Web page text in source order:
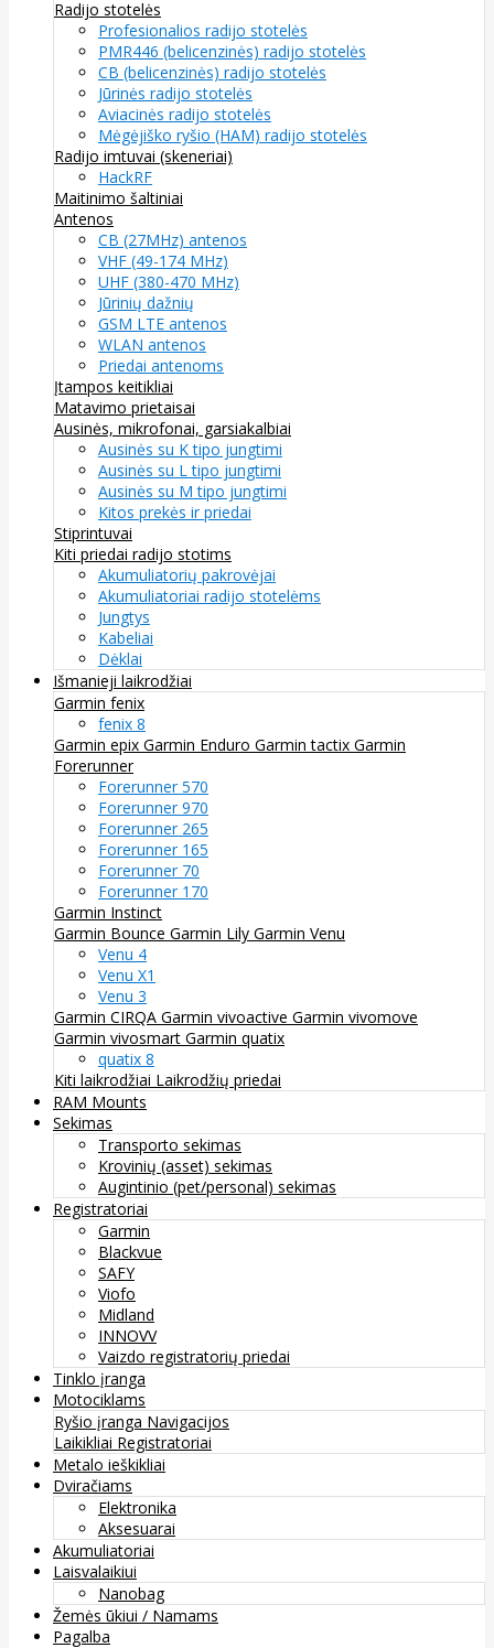
Radijo stotelės
Profesionalios radijo stotelės
PMR446 (belicenzinės) radijo stotelės
CB (belicenzinės) radijo stotelės
Jūrinės radijo stotelės
Aviacinės radijo stotelės
Mėgėjiško ryšio (HAM) radijo stotelės
Radijo imtuvai (skeneriai)
HackRF
Maitinimo šaltiniai
Antenos
CB (27MHz) antenos
VHF (49-174 MHz)
UHF (380-470 MHz)
Jūrinių dažnių
GSM LTE antenos
WLAN antenos
Priedai antenoms
Įtampos keitikliai
Matavimo prietaisai
Ausinės, mikrofonai, garsiakalbiai
Ausinės su K tipo jungtimi
Ausinės su L tipo jungtimi
Ausinės su M tipo jungtimi
Kitos prekės ir priedai
Stiprintuvai
Kiti priedai radijo stotims
Akumuliatorių pakrovėjai
Akumuliatoriai radijo stotelėms
Jungtys
Kabeliai
Dėklai
Išmanieji laikrodžiai
Garmin fenix
fenix 8
Garmin epix Garmin Enduro Garmin tactix Garmin
Forerunner
Forerunner 570
Forerunner 970
Forerunner 265
Forerunner 165
Forerunner 70
Forerunner 170
Garmin Instinct
Garmin Bounce Garmin Lily Garmin Venu
Venu 4
Venu X1
Venu 3
Garmin CIRQA Garmin vivoactive Garmin vivomove
Garmin vivosmart Garmin quatix
quatix 8
Kiti laikrodžiai Laikrodžių priedai
RAM Mounts
Sekimas
Transporto sekimas
Krovinių (asset) sekimas
Augintinio (pet/personal) sekimas
Registratoriai
Garmin
Blackvue
SAFY
Viofo
Midland
INNOVV
Vaizdo registratorių priedai
Tinklo įranga
Motociklams
Ryšio įranga Navigacijos
Laikikliai Registratoriai
Metalo ieškikliai
Dviračiams
Elektronika
Aksesuarai
Akumuliatoriai
Laisvalaikiui
Nanobag
Žemės ūkiui / Namams
Pagalba